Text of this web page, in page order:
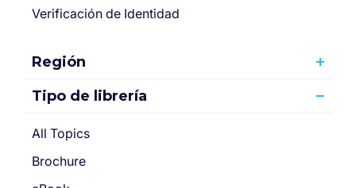
Verificación de Identidad
Región
Tipo de librería
All Topics
Brochure